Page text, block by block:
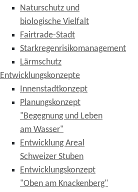
Naturschutz und
biologische Vielfalt
Fairtrade-Stadt
Starkregenrisikomanagement
Lärmschutz
Entwicklungskonzepte
Innenstadtkonzept
Planungskonzept
"Begegnung und Leben
am Wasser"
Entwicklung Areal
Schweizer Stuben
Entwicklungskonzept
"Oben am Knackenberg"